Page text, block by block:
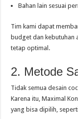
Bahan lain sesuai
Tim kami dapat
budget dan kebutuhan
tetap optimal.
2. Metode
Tidak semua desain
Karena itu, Maximal
yang bisa dipilih,